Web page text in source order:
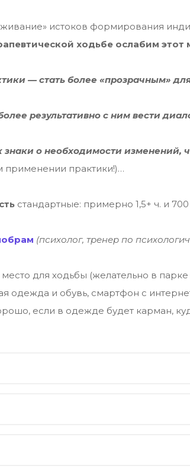
истоков формирования
ходьбе ослабим этот
— стать более «прозрачным»
результативно с ним вести
о необходимости изменений,
применении практики!)…
стандартные: примерно 1,5+ ч. и 700
(психолог, тренер по
место для ходьбы (желательно в
одежда и обувь, смартфон с
если в одежде будет карман,